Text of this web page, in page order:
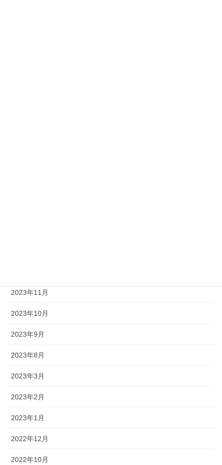
2023年11月
2023年10月
2023年9月
2023年8月
2023年3月
2023年2月
2023年1月
2022年12月
2022年10月